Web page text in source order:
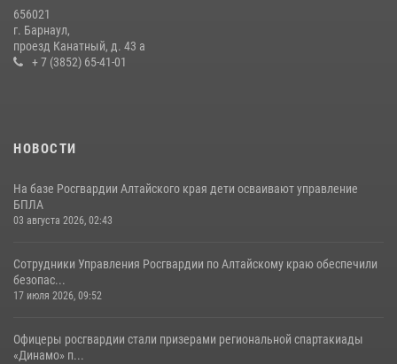
656021
г. Барнаул,
проезд Канатный, д. 43 а
+ 7 (3852) 65-41-01
НОВОСТИ
На базе Росгвардии Алтайского края дети осваивают управление
БПЛА
03 августа 2026, 02:43
Сотрудники Управления Росгвардии по Алтайскому краю обеспечили
безопас...
17 июля 2026, 09:52
Офицеры росгвардии стали призерами региональной спартакиады
«Динамо» п...